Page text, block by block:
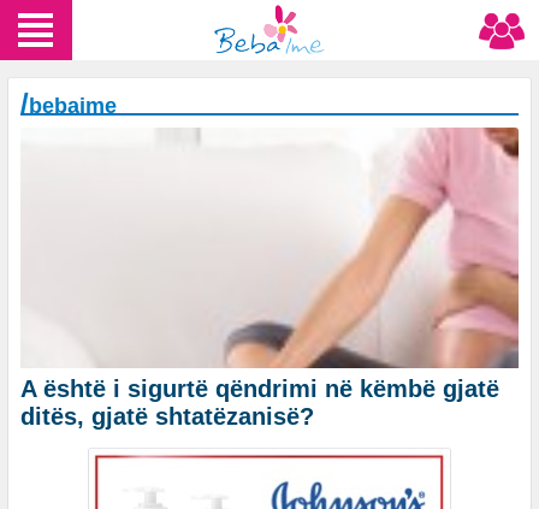
/bebaime
A është i sigurtë qëndrimi në këmbë gjatë
ditës, gjatë shtatëzanisë?